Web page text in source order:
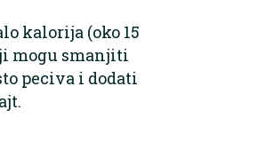
kalorija (oko 15
mogu smanjiti
peciva i dodati